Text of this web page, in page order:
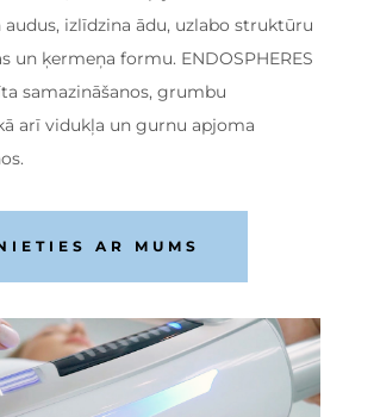
izlīdzina ādu, uzlabo struktūru
un ķermeņa formu. ENDOSPHERES
samazināšanos, grumbu
arī vidukļa un gurnu apjoma
AR MUMS